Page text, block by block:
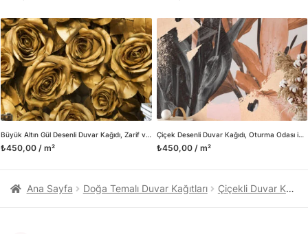
Büyük Altın Gül Desenli Duvar Kağıdı, Zarif ve Lüks Duvar Dekoru için 3D Duvar Posteri
₺450,00 / m²
Çiçek Desenli Duvar Kağıdı, Oturma Odası için Zarif ve Yumuşak Tonlar, Duvar Posteri
₺450,00 / m²
üretimini ve satışını yapmaktadır. Duvar tasarımının önemini
biliyor ve evin en kritik dekorasyon alanı olduğunu kabul
ediyoruz. Bu nedenle ürün yelpazemizi sürekli genişletiyor ve
trendlere ayak uydurmanın yanı sıra yeni trendlerin oluşumunda
da öncü rol üstleniyoruz.
Herhangi bir soru ya da sorununuz olursa bizimle iletişime
geçebilirsiniz.
Ana Sayfa Doğa Temalı Duvar Kağıtları Çiçekli Duvar Kağıtları